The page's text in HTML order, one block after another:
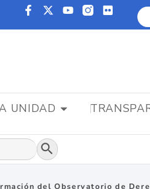
UNIDAD
Botón de búsqueda
del Observatorio de